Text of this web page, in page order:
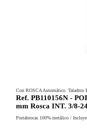
Con ROSCA Automático. Taladros
Ref. PB110156N -
mm Rosca INT. 3/8-
Portabrocas 100% metálico /